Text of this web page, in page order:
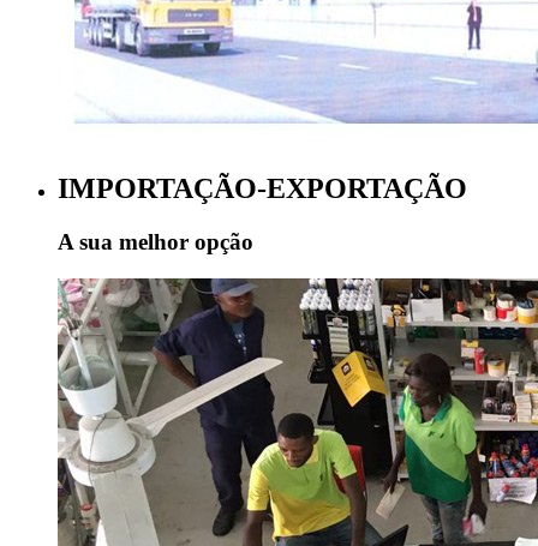
IMPORTAÇÃO-EXPORTAÇÃO
A sua melhor opção